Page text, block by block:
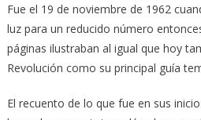
Fue el 19 de noviembre de 1962
luz para un reducido número
páginas ilustraban al igual que hoy
Revolución como su principal guía
El recuento de lo que fue en sus